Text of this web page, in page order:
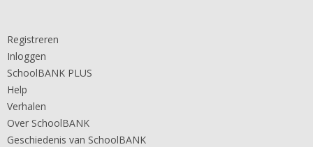
Registreren
Inloggen
SchoolBANK PLUS
Help
Verhalen
Over SchoolBANK
Geschiedenis van SchoolBANK